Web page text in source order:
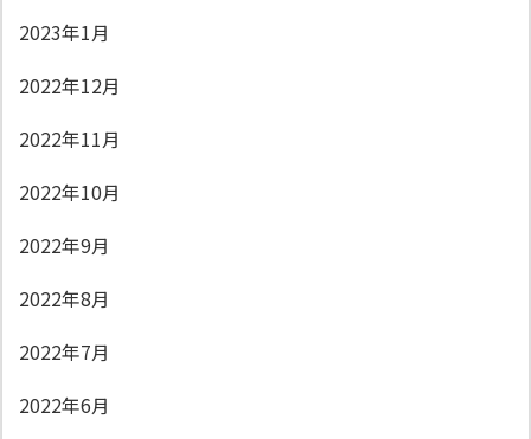
2023年1月
2022年12月
2022年11月
2022年10月
2022年9月
2022年8月
2022年7月
2022年6月